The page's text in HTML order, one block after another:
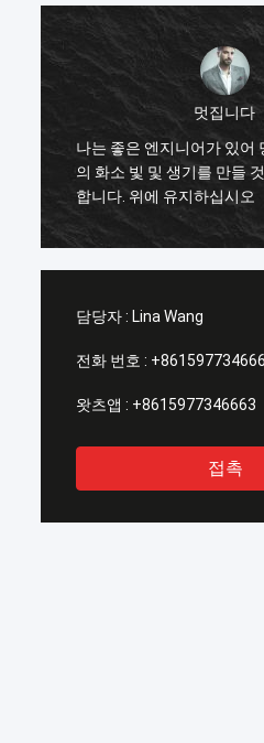
어 당신을 위한 당신
것을 감사가 좋아
한 쌍
전에
이 조
입하기
를 단
담당자 : Lina Wang
전화 번호 :
왓츠앱 : +8615977346663
접촉